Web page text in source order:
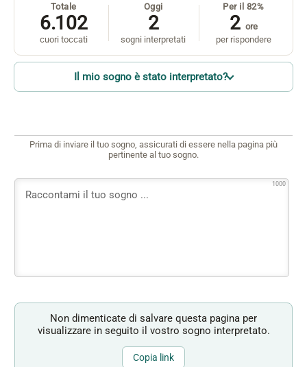
Totale
6.102
cuori toccati
Oggi
2
sogni interpretati
Per il 82%
2 ore
per rispondere
Il mio sogno è stato interpretato?
Prima di inviare il tuo sogno, assicurati di essere nella pagina più
pertinente al tuo sogno.
1000
Non dimenticate di salvare questa pagina per
visualizzare in seguito il vostro sogno interpretato.
Copia link